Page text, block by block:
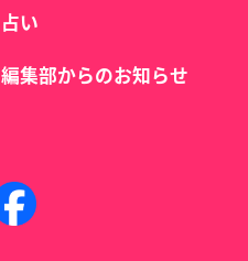
占い
編集部からのお知らせ